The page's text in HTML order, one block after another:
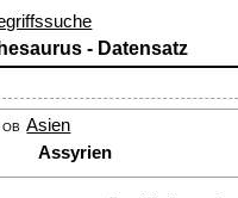
- Datensatz
OB Asien
Assyrien